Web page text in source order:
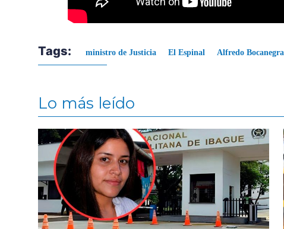
Tags: ministro de Justicia El Espinal Alfredo Bocanegra
Lo más leído
Contenido multimedia principal